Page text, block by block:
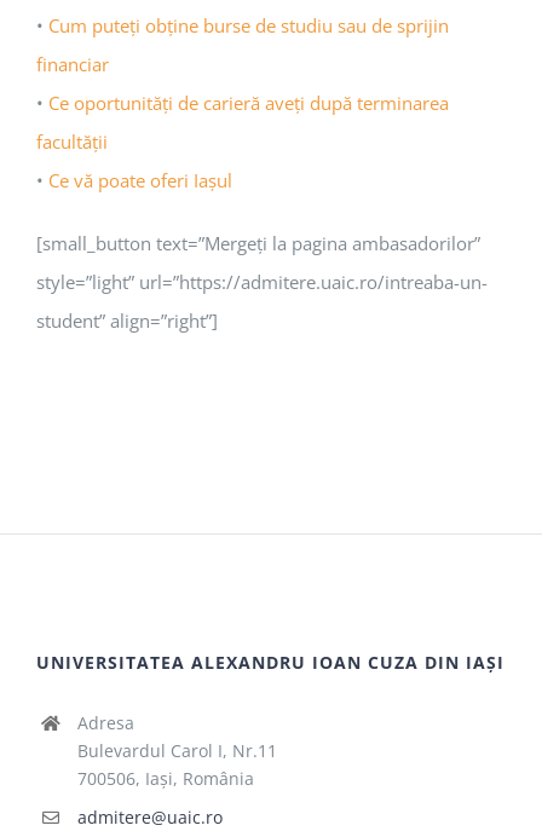
• Cum puteţi obţine burse de studiu sau de sprijin
financiar
• Ce oportunităţi de carieră aveţi după terminarea
facultăţii
• Ce vă poate oferi Iaşul
[small_button text=”Mergeţi la pagina ambasadorilor”
style=”light” url=”https://admitere.uaic.ro/intreaba-un-
student” align=”right”]
UNIVERSITATEA ALEXANDRU IOAN CUZA DIN IAȘI
Adresa
Bulevardul Carol I, Nr.11
700506, Iaşi, România
admitere@uaic.ro